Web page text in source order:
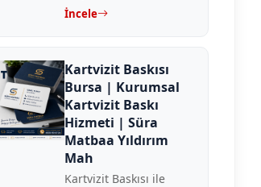
İncele
Kartvizit Baskısı
Bursa | Kurumsal
Kartvizit Baskı
Hizmeti | Süra
Matbaa Yıldırım
Mah
Kartvizit Baskısı ile